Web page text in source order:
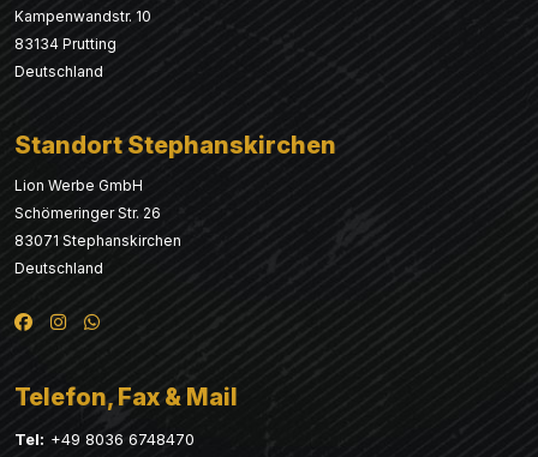
Kampenwandstr. 10
83134 Prutting
Deutschland
Standort Stephanskirchen
Lion Werbe GmbH
Schömeringer Str. 26
83071 Stephanskirchen
Deutschland
Telefon, Fax & Mail
Tel: +49 8036 6748470